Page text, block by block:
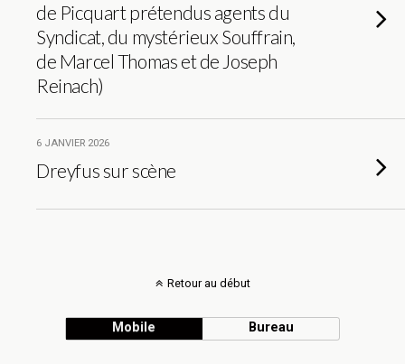
de Picquart prétendus agents du
Syndicat, du mystérieux Souffrain,
de Marcel Thomas et de Joseph
Reinach)
6 JANVIER 2026
Dreyfus sur scène
Retour au début
Mobile Bureau